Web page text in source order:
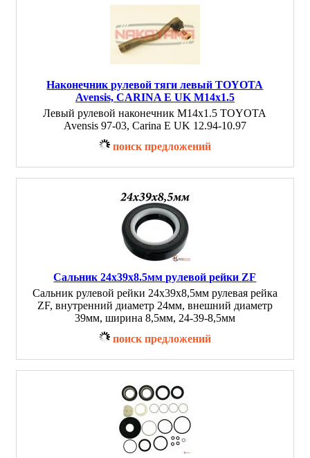
Наконечник рулевой тяги левый TOYOTA
Avensis, CARINA E UK M14x1.5
Левый рулевой наконечник M14x1.5 TOYOTA
Avensis 97-03, Carina E UK 12.94-10.97
поиск предложений
Сальник 24x39x8.5мм рулевой рейки ZF
Сальник рулевой рейки 24x39x8,5мм рулевая рейка
ZF, внутренний диаметр 24мм, внешний диаметр
39мм, ширина 8,5мм, 24-39-8,5мм
поиск предложений